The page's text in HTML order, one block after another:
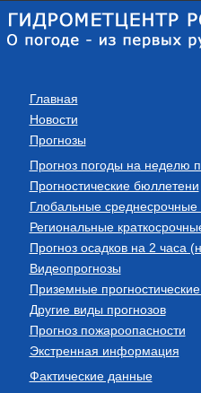
Главная
Новости
Прогнозы
Прогноз погоды на неделю
Прогностические бюллетени
Глобальные среднесрочные
Региональные
Прогноз осадков на 2 часа
Видеопрогнозы
Приземные
Другие виды прогнозов
Прогноз пожароопасности
Экстренная информация
Фактические данные